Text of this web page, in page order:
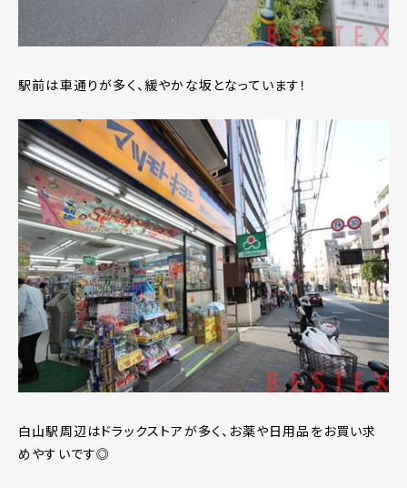
駅前は車通りが多く、緩やかな坂となっています！
白山駅周辺はドラックストアが多く、お薬や日用品をお買い求
めやすいです◎